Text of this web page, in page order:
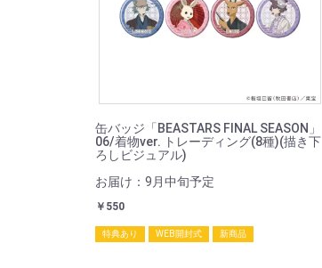
缶バッジ「BEASTARS FINAL SEASON」
06/着物ver. トレーディング(8種)(描き下
ろしビジュアル)
お届け：9月中旬予定
￥550
特典あり WEB開封式 新商品